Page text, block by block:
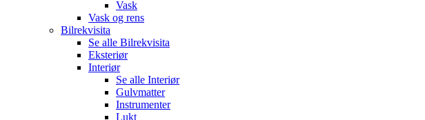
Vask
Vask og rens
Bilrekvisita
Se alle Bilrekvisita
Eksteriør
Interiør
Se alle Interiør
Gulvmatter
Instrumenter
Lukt